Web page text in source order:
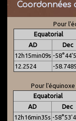
Coordonnées
Pour
Equatorial
AD
Dec
12h15min09s -
12.2524
-
Pour
Equatorial
AD
Dec
12h16min35s -